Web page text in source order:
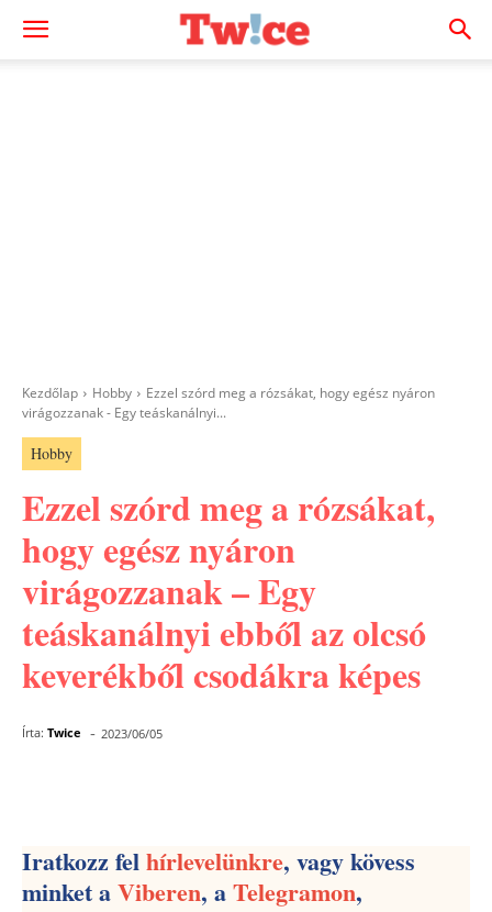
Kezdőlap Hobby
Ezzel szórd meg a rózsákat, hogy egész nyáron
virágozzanak - Egy teáskanálnyi...
Hobby
Ezzel szórd meg a rózsákat,
hogy egész nyáron
virágozzanak – Egy
teáskanálnyi ebből az olcsó
keverékből csodákra képes
Írta: Twice - 2023/06/05
Iratkozz felhírlevelünkre, vagy kövess
minket aViberen, aTelegramon,